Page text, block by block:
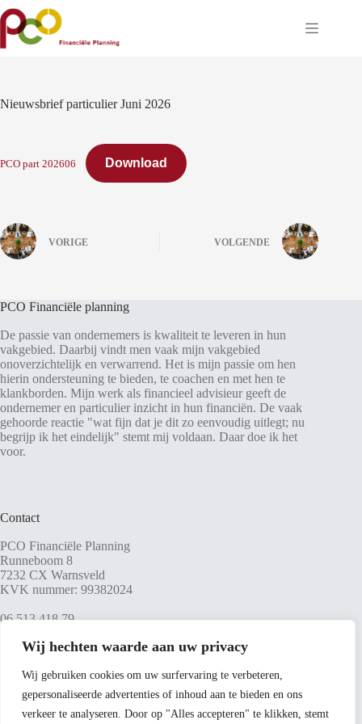
Wij hechten waarde aan uw privacy
Wij gebruiken cookies om uw surfervaring te verbeteren,
gepersonaliseerde advertenties of inhoud aan te bieden en ons
verkeer te analyseren. Door op "Alles accepteren" te klikken, stemt
Ga
naar
de
inhoud
Nieuwsbrief particulier Juni 2026
PCO part 202606 Download
VORIGE VOLGENDE
PCO Financiële planning
De passie van ondernemers is kwaliteit te leveren in hun
vakgebied. Daarbij vindt men vaak mijn vakgebied
onoverzichtelijk en verwarrend. Het is mijn passie om hen
hierin ondersteuning te bieden, te coachen en met hen te
klankborden. Mijn werk als financieel advisieur geeft de
ondernemer en particulier inzicht in hun financiën. De vaak
gehoorde reactie "wat fijn dat je dit zo eenvoudig uitlegt; nu
begrijp ik het eindelijk" stemt mij voldaan. Daar doe ik het
voor.
Contact
PCO Financiële Planning
Runneboom 8
7232 CX Warnsveld
KVK nummer: 99382024
06 513 418 79
Social Media